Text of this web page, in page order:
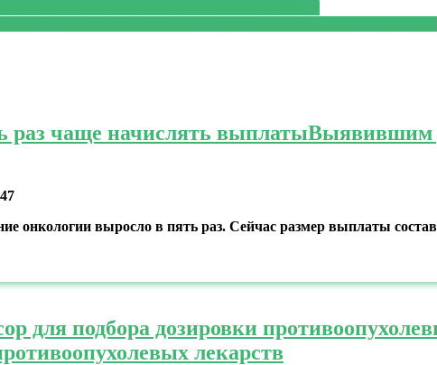
чаще начислять выплатыВыявившим
онкологии выросло в пять раз. Сейчас размер выплаты
для подбора дозировки
лекарств